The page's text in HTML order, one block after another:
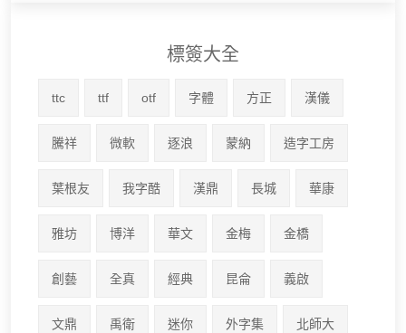
標簽大全
ttc ttf otf 字體 方正 漢儀
騰祥 微軟 逐浪 蒙納 造字工房
葉根友 我字酷 漢鼎 長城 華康
雅坊 博洋 華文 金梅 金橋
創藝 全真 經典 昆侖 義啟
文鼎 禹衛 迷你 外字集 北師大